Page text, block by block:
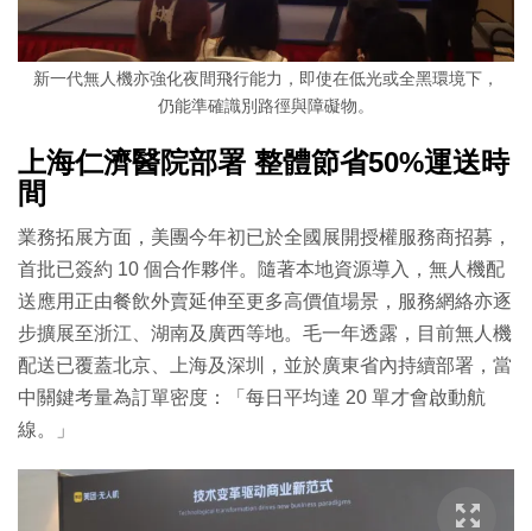
新一代無人機亦強化夜間飛行能力，即使在低光或全黑環境下，
仍能準確識別路徑與障礙物。
上海仁濟醫院部署 整體節省50%運送時
間
業務拓展方面，美團今年初已於全國展開授權服務商招募，
首批已簽約 10 個合作夥伴。隨著本地資源導入，無人機配
送應用正由餐飲外賣延伸至更多高價值場景，服務網絡亦逐
步擴展至浙江、湖南及廣西等地。毛一年透露，目前無人機
配送已覆蓋北京、上海及深圳，並於廣東省內持續部署，當
中關鍵考量為訂單密度：「每日平均達 20 單才會啟動航
線。」